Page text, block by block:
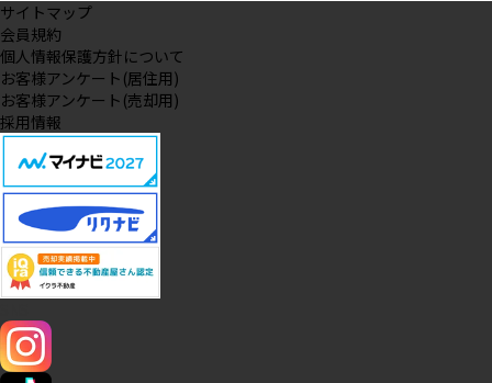
サイトマップ
会員規約
個人情報保護方針について
お客様アンケート(居住用)
お客様アンケート(売却用)
採用情報